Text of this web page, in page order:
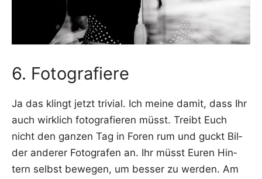
6. Fotografiere
Ja das klingt jetzt tri­vi­al. Ich mei­ne damit, dass Ihr
auch wirk­lich foto­gra­fie­ren müsst. Treibt Euch
nicht den gan­zen Tag in Foren rum und guckt Bil­
der ande­rer Foto­gra­fen an. Ihr müsst Euren Hin­
tern selbst bewe­gen, um bes­ser zu wer­den. Am